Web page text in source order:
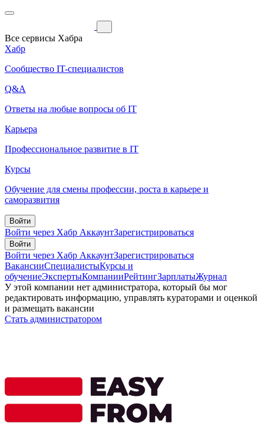
Все сервисы Хабра
Хабр
Сообщество IT-специалистов
Q&A
Ответы на любые вопросы об IT
Карьера
Профессиональное развитие в IT
Курсы
Обучение для смены профессии, роста в карьере и
саморазвития
Войти
Войти через Хабр АккаунтЗарегистрироваться
Войти
Войти через Хабр АккаунтЗарегистрироваться
ВакансииСпециалистыКурсы и
обучениеЭкспертыКомпанииРейтингЗарплатыЖурнал
У этой компании нет администратора, который бы мог
редактировать информацию, управлять кураторами и оценкой
и размещать вакансии
Стать администратором